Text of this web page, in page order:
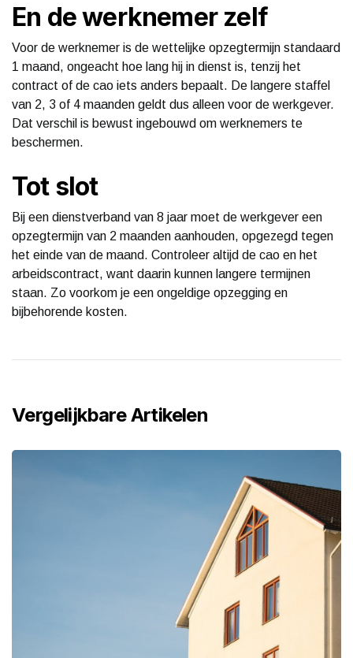
En de werknemer zelf
Voor de werknemer is de wettelijke opzegtermijn standaard
1 maand, ongeacht hoe lang hij in dienst is, tenzij het
contract of de cao iets anders bepaalt. De langere staffel
van 2, 3 of 4 maanden geldt dus alleen voor de werkgever.
Dat verschil is bewust ingebouwd om werknemers te
beschermen.
Tot slot
Bij een dienstverband van 8 jaar moet de werkgever een
opzegtermijn van 2 maanden aanhouden, opgezegd tegen
het einde van de maand. Controleer altijd de cao en het
arbeidscontract, want daarin kunnen langere termijnen
staan. Zo voorkom je een ongeldige opzegging en
bijbehorende kosten.
Vergelijkbare Artikelen